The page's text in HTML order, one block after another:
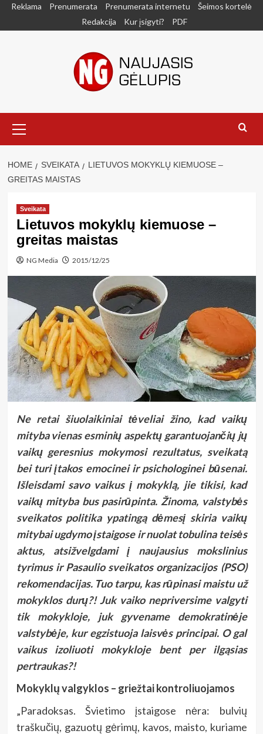
SkipReklama Prenumerata Prenumerata internetu
Šeimos kortelė
Redakcija
Kur įsigyti? PDF
Menu
HOME SVEIKATA
LIETUVOS MOKYKLŲ KIEMUOSE –
GREITAS MAISTAS
Sveikata
Lietuvos mokyklų kiemuose –
greitas maistas
NG Media 2015/12/25
Ne retai šiuolaikiniai tėveliai žino, kad vaikų
mityba vienas esminių aspektų garantuojančių jų
vaikų geresnius mokymosi rezultatus, sveikatą
bei turi įtakos emocinei ir psichologinei būsenai.
Išleisdami savo vaikus į mokyklą, jie tikisi, kad
vaikų mityba bus pasirūpinta. Žinoma, valstybės
sveikatos politika ypatingą dėmesį skiria vaikų
mitybai ugdymo įstaigose ir nuolat tobulina teisės
aktus, atsižvelgdami į naujausius mokslinius
tyrimus ir Pasaulio sveikatos organizacijos (PSO)
rekomendacijas. Tuo tarpu, kas rūpinasi maistu už
mokyklos durų?! Juk vaiko nepriversime valgyti
tik mokykloje, juk gyvename demokratinėje
valstybėje, kur egzistuoja laisvės principai. O gal
vaikus izoliuoti mokykloje bent per ilgąsias
pertraukas?!
Mokyklų valgyklos – griežtai kontroliuojamos
„Paradoksas. Švietimo įstaigose nėra: bulvių
traškučių, gazuotų gėrimų, kavos, maisto, kuriame